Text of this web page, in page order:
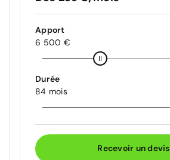
Apport
6 500 €
Durée
84 mois
Recevoir un devis